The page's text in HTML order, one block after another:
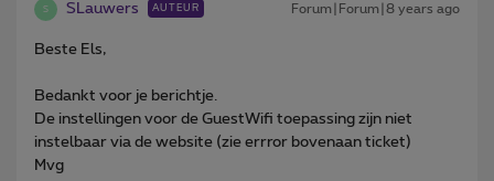
S SLauwers AUTEUR Forum|Forum|8 years ago
Beste Els,
Bedankt voor je berichtje.
De instellingen voor de GuestWifi toepassing zijn niet
instelbaar via de website (zie errror bovenaan ticket)
Mvg